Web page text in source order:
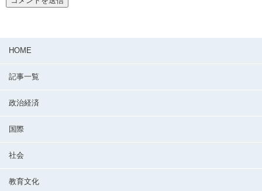
HOME
記事一覧
政治経済
国際
社会
教育文化